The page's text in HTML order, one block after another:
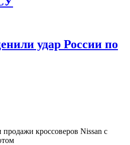
удар России по
продажи кроссоверов Nissan с